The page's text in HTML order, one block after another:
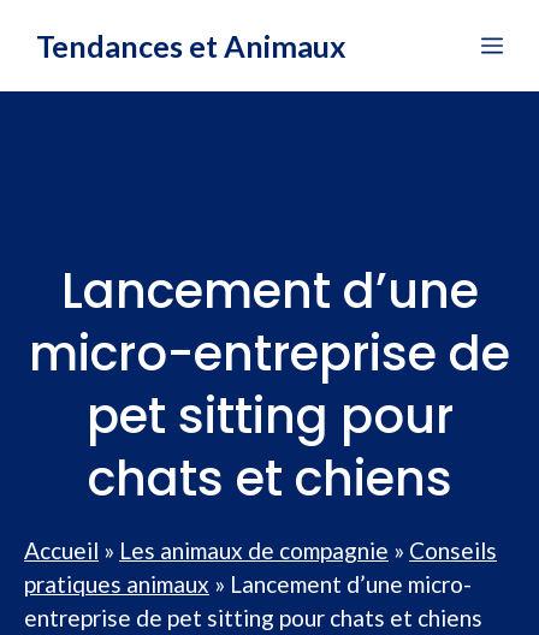
Tendances et Animaux
Lancement d’une
micro-entreprise de
pet sitting pour
chats et chiens
Accueil » Les animaux de compagnie » Conseils
pratiques animaux » Lancement d’une micro-
entreprise de pet sitting pour chats et chiens